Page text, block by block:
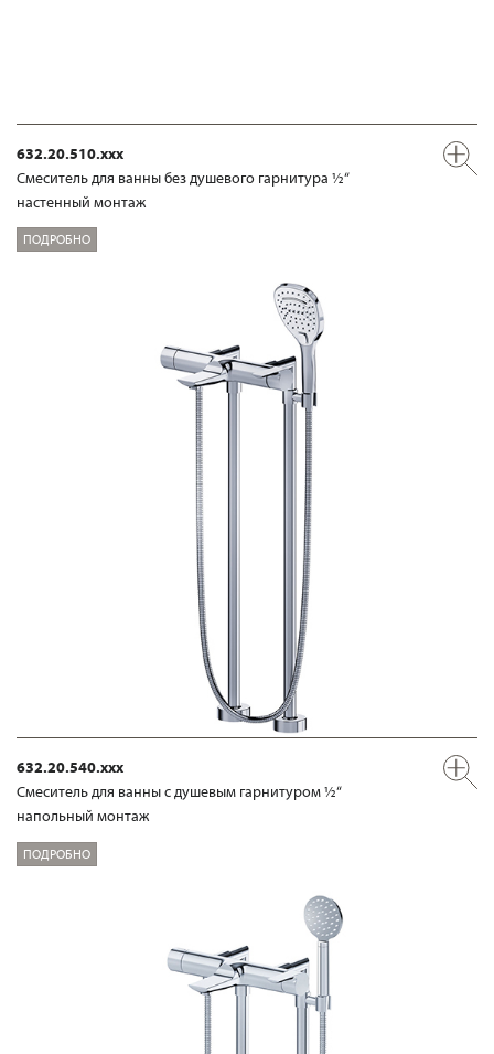
632.20.510.xxx
Смеситель для ванны без душевого гарнитура ½“
настенный монтаж
ПОДРОБНО
632.20.540.xxx
Смеситель для ванны с душевым гарнитуром ½“
напольный монтаж
ПОДРОБНО